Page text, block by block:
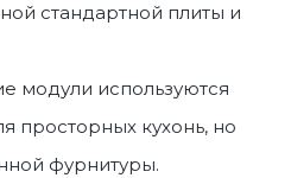
стандартной плиты и
модули используются
просторных кухонь, но
фурнитуры.